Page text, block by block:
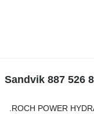
ROCH POWER